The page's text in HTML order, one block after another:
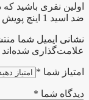
اولین نفری باشید
ضد اسید 1 اینچ پویش پمپ پیشتاز (موتوژن) تک فاز”
نشانی ایمیل شما
علامت‌گذاری شده‌اند
امتیاز شما *
دیدگاه شما *